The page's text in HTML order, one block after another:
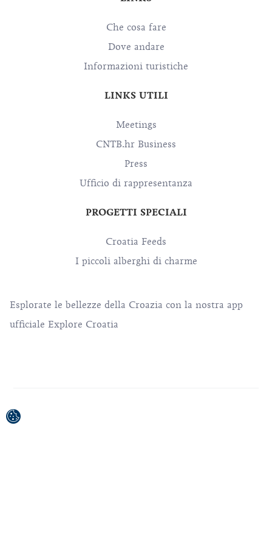
Che cosa fare
Dove andare
Informazioni turistiche
LINKS UTILI
Meetings
CNTB.hr Business
Press
Ufficio di rappresentanza
PROGETTI SPECIALI
Croatia Feeds
I piccoli alberghi di charme
Esplorate le bellezze della Croazia con la nostra app
ufficiale Explore Croatia